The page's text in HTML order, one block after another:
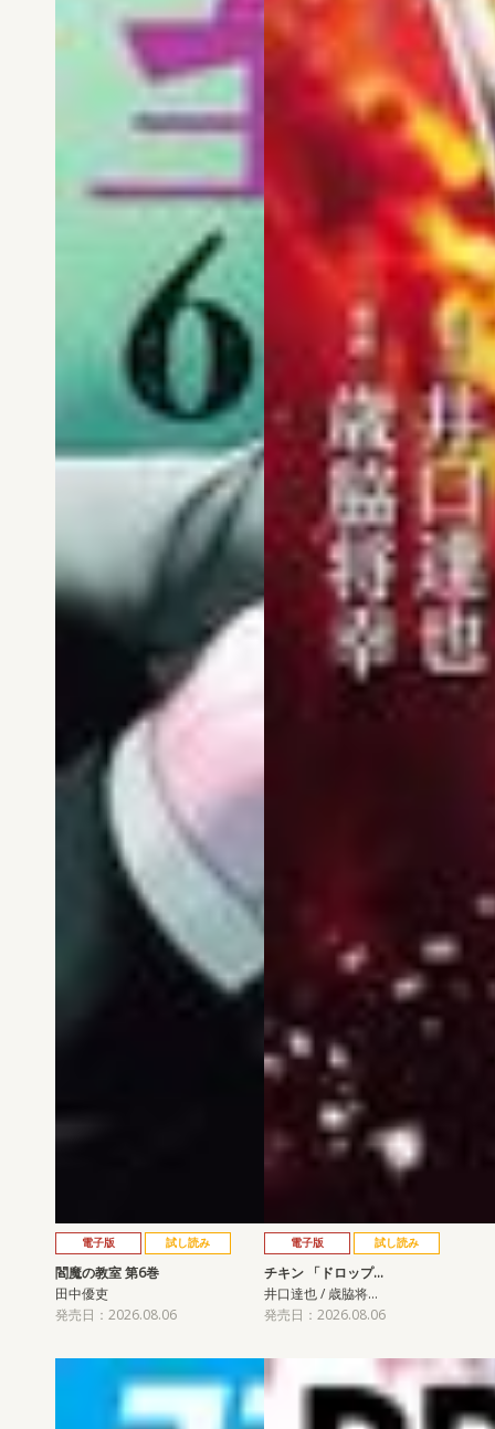
電子版 試し読み
閻魔の教室 第6巻
田中優吏
発売日：2026.08.06
電子版 試し読み
チキン 「ドロップ…
井口達也 / 歳脇将…
発売日：2026.08.06